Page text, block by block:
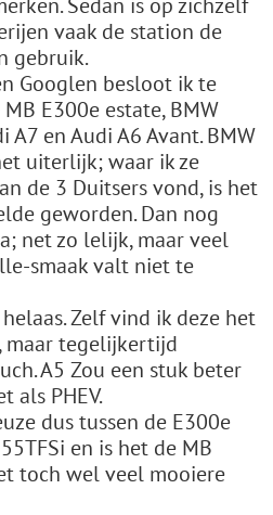
vaak de station de
gebruik.
Googlen besloot ik te
E300e estate, BMW
en Audi A6 Avant. BMW
uiterlijk; waar ik ze
de 3 Duitsers vond, is het
geworden. Dan nog
net zo lelijk, maar veel
smaak valt niet te
Zelf vind ik deze het
maar tegelijkertijd
A5 Zou een stuk beter
als PHEV.
dus tussen de E300e
en is het de MB
toch wel veel mooiere